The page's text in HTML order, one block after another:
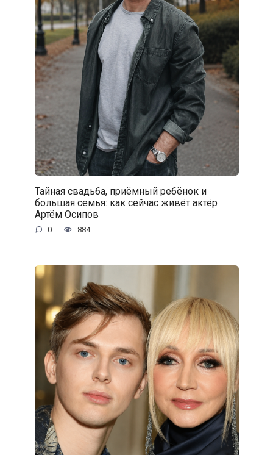
Тайная свадьба, приёмный ребёнок и
большая семья: как сейчас живёт актёр
Артём Осипов
0 884